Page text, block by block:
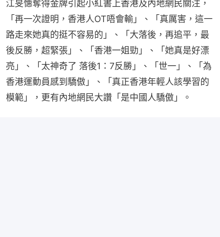
江旻憓奪得金牌引起小紅書上香港及內地網民關注，
「再一次證明，香港人OT唔會輸」、「真厲害，這一
路走來她真的挺不容易的」、「大落後，再追平，最
後反勝，超緊張」、「香港一姐勁」、「她真是好漂
亮」、「太神奇了 落後1：7反勝」、「世一」、「為
香港運動員感到驕傲」、「真正香港年輕人該學習的
模範」，更有內地網民大讚「是中國人驕傲」。